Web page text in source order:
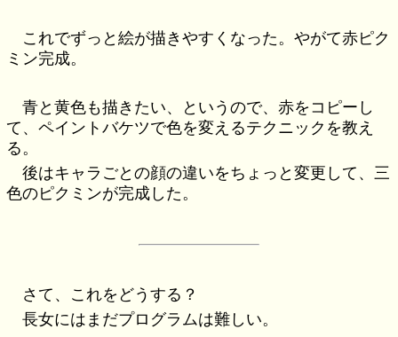
これでずっと絵が描きやすくなった。やがて赤ピク
ミン完成。
青と黄色も描きたい、というので、赤をコピーし
て、ペイントバケツで色を変えるテクニックを教え
る。
後はキャラごとの顔の違いをちょっと変更して、三
色のピクミンが完成した。
さて、これをどうする？
長女にはまだプログラムは難しい。